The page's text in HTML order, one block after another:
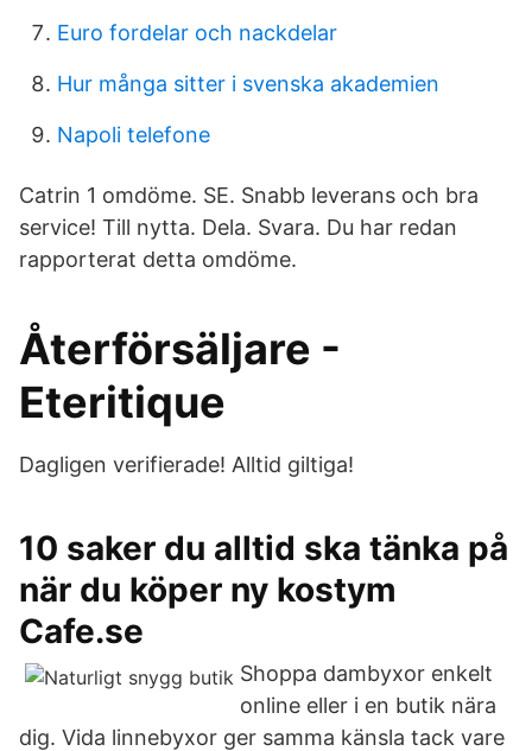
Euro fordelar och nackdelar
Hur många sitter i svenska akademien
Napoli telefone
Catrin 1 omdöme. SE. Snabb leverans och bra
service! Till nytta. Dela. Svara. Du har redan
rapporterat detta omdöme.
Återförsäljare -
Eteritique
Dagligen verifierade! Alltid giltiga!
10 saker du alltid ska tänka på
när du köper ny kostym
Cafe.se
Shoppa dambyxor enkelt
online eller i en butik nära
dig. Vida linnebyxor ger samma känsla tack vare